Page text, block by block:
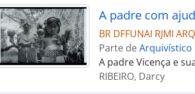
A padre com
BR DFFUNAI RJMI
Parte deArquivístico
A padre Vicença e
RIBEIRO, Darcy